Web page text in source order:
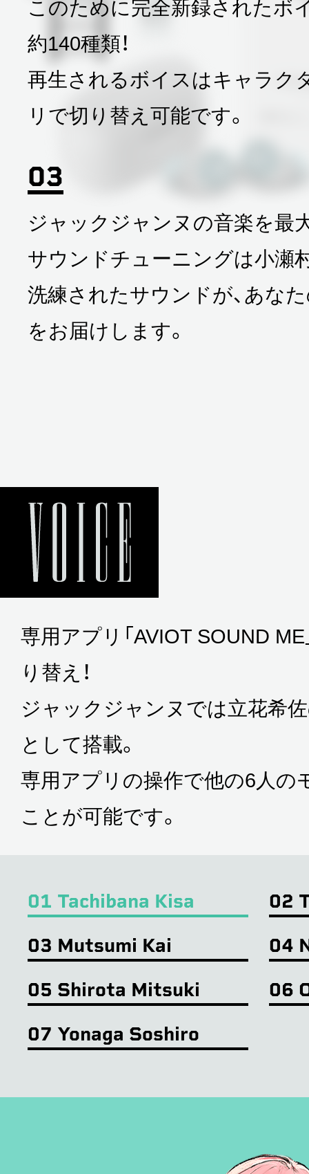
このために完全新録されたボ
約140種類！
再生されるボイスはキャラク
リで切り替え可能です。
ジャックジャンヌの音楽を最
サウンドチューニングは小瀬
洗練されたサウンドが、あな
をお届けします。
専用アプリ「AVIOT SOUND
り替え！
ジャックジャンヌでは立花希
として搭載。
専用アプリの操作で他の6人の
ことが可能です。
01 Tachibana Kisa
02
03 Mutsumi Kai
04
05 Shirota Mitsuki
06
07 Yonaga Soshiro